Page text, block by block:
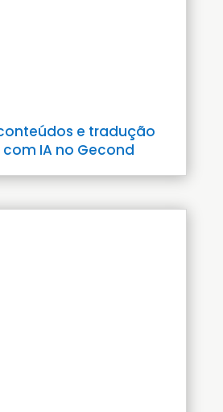
e tradução
IA no Gecond